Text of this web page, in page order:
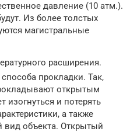
давление (10 атм.).
Из более толстых
магистральные
расширения.
прокладки. Так,
открытым
и потерять
а также
вид объекта. Открытый